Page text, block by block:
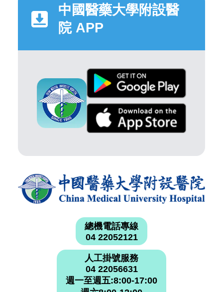
中國醫藥大學附設醫
院 APP
總機電話專線
04 22052121
人工掛號服務
04 22056631
週一至週五:8:00-17:00